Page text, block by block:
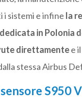
sistemi e infine la
dedicata in Polonia
direttamentee
stessa Airbus
S950